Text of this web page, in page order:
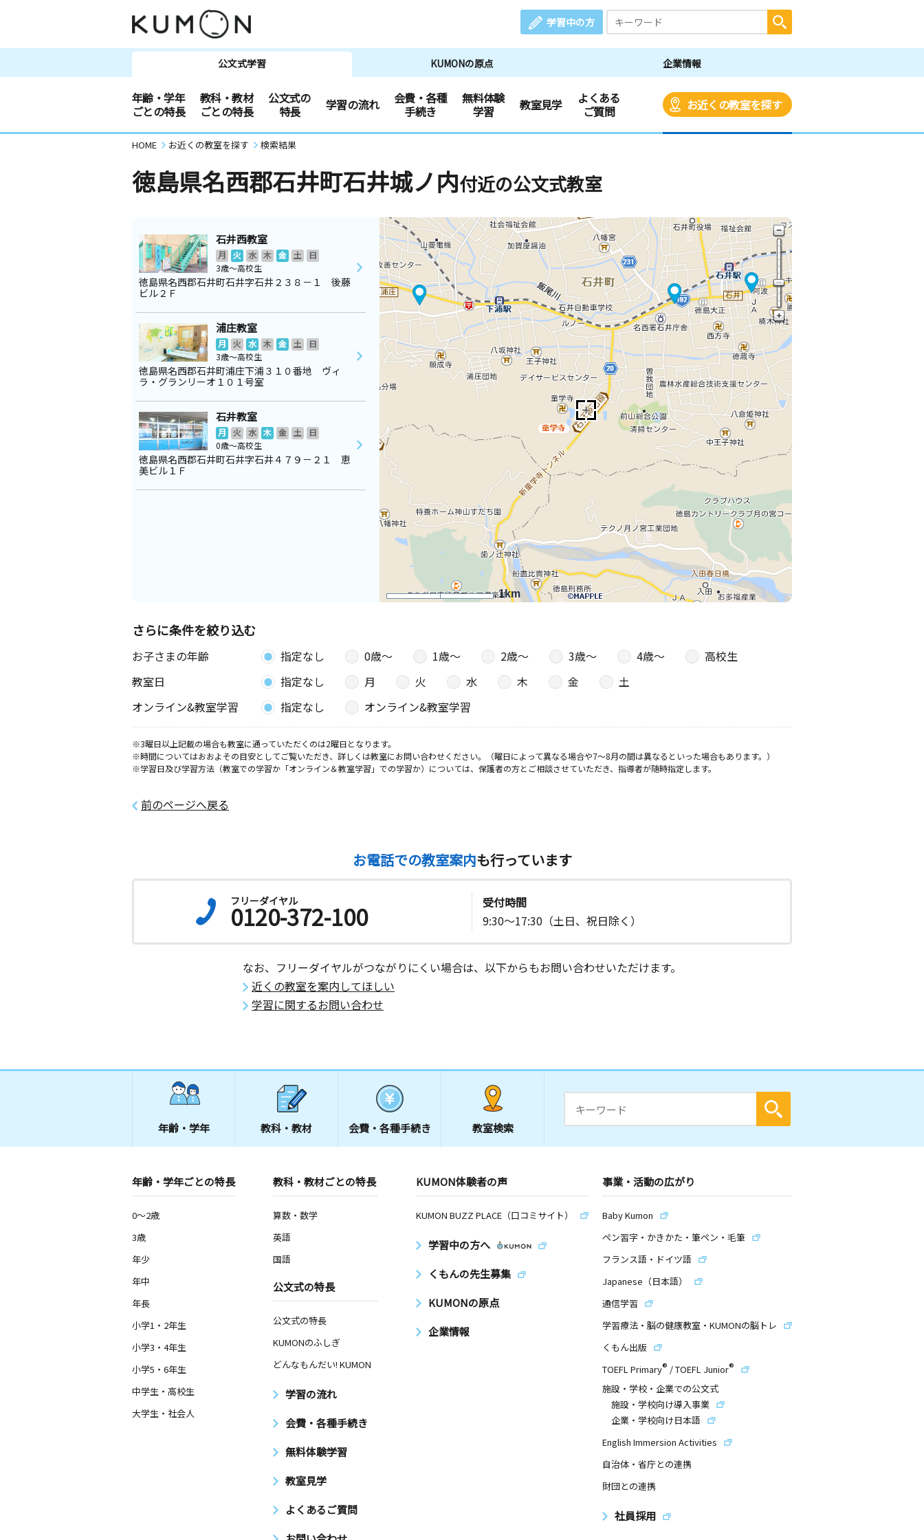
学習中の方
公文式学習 KUMONの原点 企業情報
年齢・学年
ごとの特長
教科・教材
ごとの特長
公文式の
特長
学習の流れ
会費・各種
手続き
無料体験
学習
教室見学
よくある
ご質問
お近くの教室を探す
HOME お近くの教室を探す 検索結果
徳島県名西郡石井町石井城ノ内付近の公文式教室
1km
石井西教室
月 火 水 木 金 土
日
3歳～高校生
徳島県名西郡石井町石井字石井２３８－１ 後藤
ビル２Ｆ
浦庄教室
月 火 水 木 金 土
日
3歳～高校生
徳島県名西郡石井町浦庄下浦３１０番地 ヴィ
ラ・グランリーオ１０１号室
石井教室
月 火 水 木 金 土
日
0歳～高校生
徳島県名西郡石井町石井字石井４７９－２１ 恵
美ビル１Ｆ
さらに条件を絞り込む
お子さまの年齢 指定なし 0歳〜 1歳〜 2歳〜 3歳〜 4歳〜
高校生
教室日
指定なし 月 火 水 木 金
土
オンライン&教室学習
指定なし オンライン&教室学習
※3曜日以上記載の場合も教室に通っていただくのは2曜日となります。
※時間についてはおおよその目安としてご覧いただき、詳しくは教室にお問い合わせください。（曜日によって異なる場合や7～8月の間は異なるといった場合もあります。）
※学習日及び学習方法（教室での学習か「オンライン＆教室学習」での学習か）については、保護者の方とご相談させていただき、指導者が随時指定します。
前のページへ戻る
お電話での教室案内も行っています
フリーダイヤル
0120-372-100
受付時間
9:30～17:30（土日、祝日除く）
なお、フリーダイヤルがつながりにくい場合は、以下からもお問い合わせいただけます。
近くの教室を案内してほしい
学習に関するお問い合わせ
年齢・学年 教科・教材 会費・ 各種手続き 教室検索
年齢・学年ごとの特長
0～2歳
3歳
年少
年中
年長
小学1・2年生
小学3・4年生
小学5・6年生
中学生・高校生
大学生・社会人
教科・教材ごとの特長
算数・数学
英語
国語
公文式の特長
公文式の特長
KUMONのふしぎ
どんなもんだい! KUMON
学習の流れ
会費・各種手続き
無料体験学習
教室見学
よくあるご質問
KUMON体験者の声
KUMON BUZZ PLACE（口コミサイト）
学習中の方へ
くもんの先生募集
KUMONの原点
企業情報
事業・活動の広がり
Baby Kumon
ペン習字・かきかた・筆ペン・毛筆
フランス語・ドイツ語
Japanese（日本語）
通信学習
学習療法・脳の健康教室・KUMONの脳トレ
くもん出版
TOEFL Primary® /TOEFL Junior®
施設・学校・企業での公文式
施設・学校向け導入事業
企業・学校向け日本語
English Immersion Activities
自治体・省庁との連携
財団との連携
社員採用